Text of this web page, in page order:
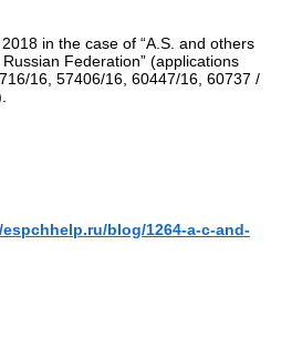
in the case of “A.S. and others
Federation” (applications
16, 57406/16, 60447/16, 60737 /
blog/1264-a-c-and-